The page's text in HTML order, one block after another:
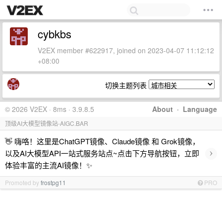
cybkbs
V2EX member #622917, joined on 2023-04-07 11:12:12
+08:00
切换主题列表
About · Language
© 2026 V2EX · 8ms · 3.9.8.5
顶级AI大模型镜像站-AIGC.BAR
👋 嗨咯！这里是ChatGPT镜像、Claude镜像 和 Grok镜像，
以及AI大模型API一站式服务站点~点击下方导航按钮，立即
体验丰富的主流AI镜像！✨
›
Promoted byfrostpg11 PRO